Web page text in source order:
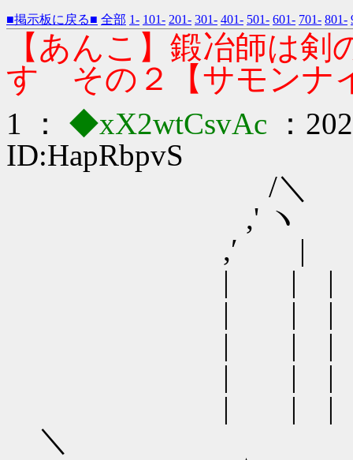
■掲示板に戻る■ 全部 1- 101- 201- 301- 401- 501- 601- 701- 801-
【あんこ】鍛冶師は
す その２【サモンナ
1 ： ◆xX2wtCsvAc
：
ID:HapRbpvS
/＼
,' ヽ
,′ |
| | |
| | |
| | |
| | | ／
| | |